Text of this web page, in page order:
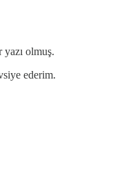
olmuş.
ederim.